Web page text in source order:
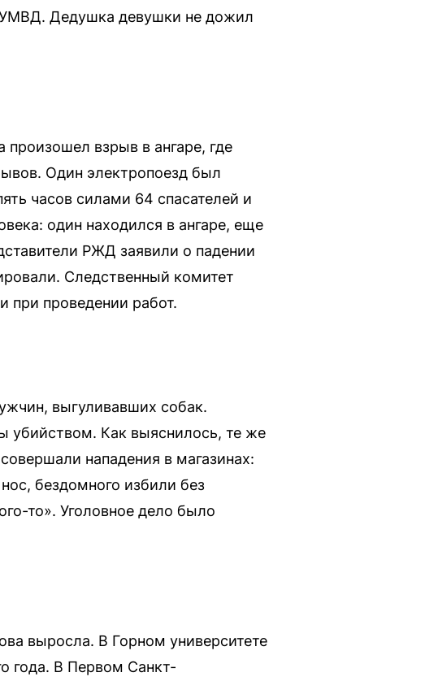
УМВД. Дедушка девушки не дожил
взрыв в ангаре, где
Один электропоезд был
часов силами 64 спасателей и
один находился в ангаре, еще
РЖД заявили о падении
Следственный комитет
при проведении работ.
выгуливавших собак.
убийством. Как выяснилось, те же
нападения в магазинах:
бездомного избили без
то». Уголовное дело было
выросла. В Горном университете
года. В Первом Санкт-